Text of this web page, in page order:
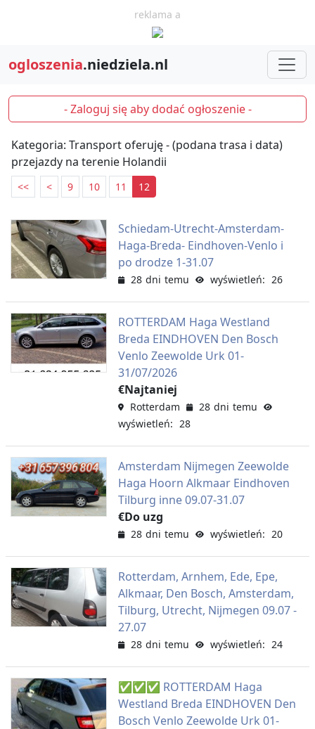
reklama a
ogloszenia.niedziela.nl
- Zaloguj się aby dodać ogłoszenie -
Kategoria: Transport oferuję - (podana trasa i data)
przejazdy na terenie Holandii
<< < 9 10 11 12
Schiedam-Utrecht-Amsterdam-
Haga-Breda- Eindhoven-Venlo i
po drodze 1-31.07
28 dni temu wyświetleń: 26
ROTTERDAM Haga Westland
Breda EINDHOVEN Den Bosch
Venlo Zeewolde Urk 01-
31/07/2026
€Najtaniej
Rotterdam
28 dni temu
wyświetleń: 28
Amsterdam Nijmegen Zeewolde
Haga Hoorn Alkmaar Eindhoven
Tilburg inne 09.07-31.07
€Do uzg
28 dni temu wyświetleń: 20
Rotterdam, Arnhem, Ede, Epe,
Alkmaar, Den Bosch, Amsterdam,
Tilburg, Utrecht, Nijmegen 09.07 -
27.07
28 dni temu wyświetleń: 24
✅✅✅ ROTTERDAM Haga
Westland Breda EINDHOVEN Den
Bosch Venlo Zeewolde Urk 01-